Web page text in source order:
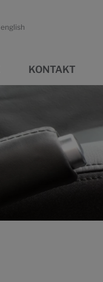
english
KONTAKT